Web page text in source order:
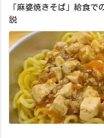
「麻婆焼きそば」給食で
説